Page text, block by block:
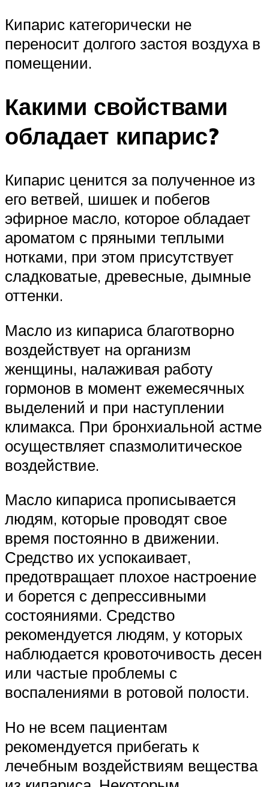
Кипарис категорически не
переносит долгого застоя воздуха в
помещении.
Какими свойствами
обладает кипарис?
Кипарис ценится за полученное из
его ветвей, шишек и побегов
эфирное масло, которое обладает
ароматом с пряными теплыми
нотками, при этом присутствует
сладковатые, древесные, дымные
оттенки.
Масло из кипариса благотворно
воздействует на организм
женщины, налаживая работу
гормонов в момент ежемесячных
выделений и при наступлении
климакса. При бронхиальной астме
осуществляет спазмолитическое
воздействие.
Масло кипариса прописывается
людям, которые проводят свое
время постоянно в движении.
Средство их успокаивает,
предотвращает плохое настроение
и борется с депрессивными
состояниями. Средство
рекомендуется людям, у которых
наблюдается кровоточивость десен
или частые проблемы с
воспалениями в ротовой полости.
Но не всем пациентам
рекомендуется прибегать к
лечебным воздействиям вещества